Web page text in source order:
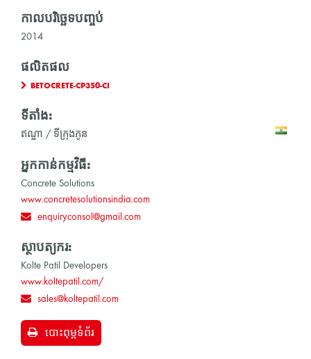
កាលបរិច្ឆេទបញ្ចប់
2014
ផលិតផល
BETOCRETE-CP350-CI
ទីតាំង:
ឥណ្ឌា / ទីក្រុងភូន
អ្នកកាន់កម្មវិធី:
Concrete Solutions
www.concretesolutionsindia.com
enquiryconsol@gmail.com
ស្ថាបត្យករ:
Kolte Patil Developers
www.koltepatil.com/
sales@koltepatil.com
បោះពុម្ពទំព័រ